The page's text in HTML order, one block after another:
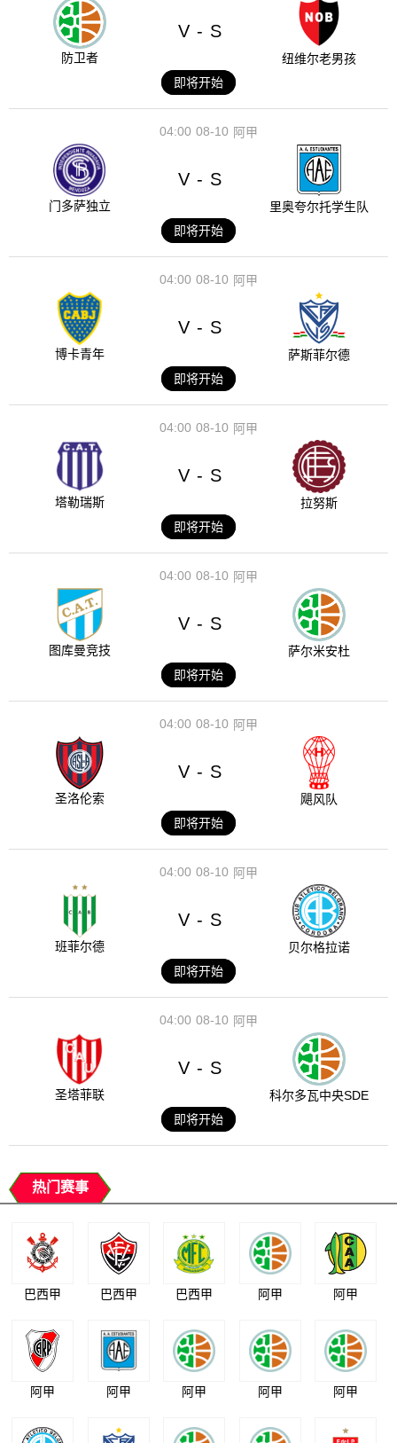
防卫者
V - S
纽维尔老男孩
即将开始
08-10
04:00 阿甲
门多萨独立
V - S
里奥夸尔托学生队
即将开始
08-10
04:00 阿甲
博卡青年
V - S
萨斯菲尔德
即将开始
08-10
04:00 阿甲
塔勒瑞斯
V - S
拉努斯
即将开始
08-10
04:00 阿甲
图库曼竞技
V - S
萨尔米安杜
即将开始
08-10
04:00 阿甲
圣洛伦索
V - S
飓风队
即将开始
08-10
04:00 阿甲
班菲尔德
V - S
贝尔格拉诺
即将开始
08-10
04:00 阿甲
圣塔菲联
V - S
科尔多瓦中央SDE
即将开始
热门赛事
巴西甲 巴西甲 巴西甲 阿甲 阿甲
阿甲 阿甲 阿甲 阿甲 阿甲